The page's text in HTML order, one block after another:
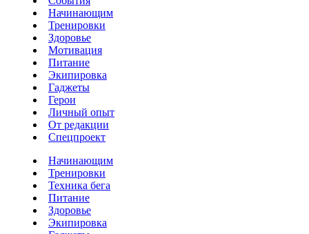
Начинающим
Тренировки
Здоровье
Мотивация
Питание
Экипировка
Гаджеты
Герои
Личный опыт
От редакции
Спецпроект
Начинающим
Тренировки
Техника бега
Питание
Здоровье
Экипировка